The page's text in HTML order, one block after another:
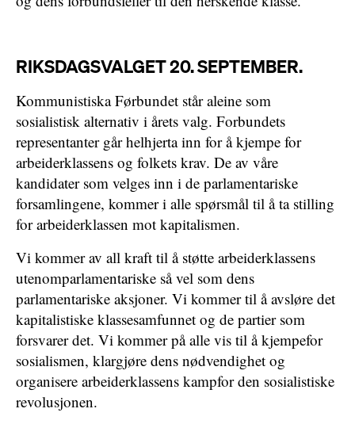
RIKSDAGSVALGET 20. SEPTEMBER.
Kommunistiska Førbundet står aleine som
sosialistisk alternativ i årets valg. Forbundets
representanter går helhjerta inn for å kjempe for
arbeiderklassens og folkets krav. De av våre
kandidater som velges inn i de parlamentariske
forsamlingene, kommer i alle spørsmål til å ta stilling
for arbeiderklassen mot kapitalismen.
Vi kommer av all kraft til å støtte arbeiderklassens
utenomparlamentariske så vel som dens
parlamentariske aksjoner. Vi kommer til å avsløre det
kapitalistiske klassesamfunnet og de partier som
forsvarer det. Vi kommer på alle vis til å kjempefor
sosialismen, klargjøre dens nødvendighet og
organisere arbeiderklassens kampfor den sosialistiske
revolusjonen.